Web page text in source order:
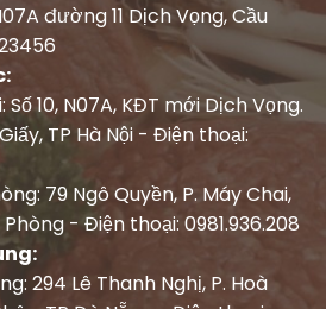
đường 11 Dịch Vọng, Cầu
Số 10, N07A, KĐT mới Dịch Vọng.
TP Hà Nội - Điện thoại:
79 Ngô Quyền, P. Máy Chai,
Phòng - Điện thoại: 0981.936.208
294 Lê Thanh Nghị, P. Hoà